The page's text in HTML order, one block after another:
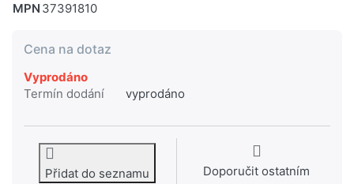
MPN 37391810
Cena na dotaz
Vyprodáno
Termín dodání
vyprodáno
Přidat do seznamu Doporučit ostatním